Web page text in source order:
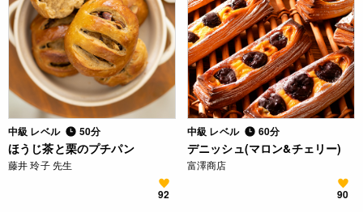
中級 レベル 50分
ほうじ茶と栗のプチパン
藤井 玲子 先生
92
中級 レベル 60分
デニッシュ(マロン&チェリー)
富澤商店
90